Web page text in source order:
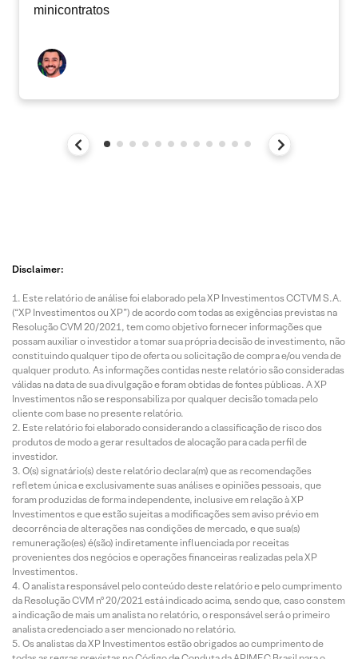
minicontratos
Disclaimer:
Este relatório de análise foi elaborado pela XP Investimentos CCTVM S.A.
(“XP Investimentos ou XP”) de acordo com todas as exigências previstas na
Resolução CVM 20/2021, tem como objetivo fornecer informações que
possam auxiliar o investidor a tomar sua própria decisão de investimento, não
constituindo qualquer tipo de oferta ou solicitação de compra e/ou venda de
qualquer produto. As informações contidas neste relatório são consideradas
válidas na data de sua divulgação e foram obtidas de fontes públicas. A XP
Investimentos não se responsabiliza por qualquer decisão tomada pelo
cliente com base no presente relatório.
Este relatório foi elaborado considerando a classificação de risco dos
produtos de modo a gerar resultados de alocação para cada perfil de
investidor.
O(s) signatário(s) deste relatório declara(m) que as recomendações
refletem única e exclusivamente suas análises e opiniões pessoais, que
foram produzidas de forma independente, inclusive em relação à XP
Investimentos e que estão sujeitas a modificações sem aviso prévio em
decorrência de alterações nas condições de mercado, e que sua(s)
remuneração(es) é(são) indiretamente influenciada por receitas
provenientes dos negócios e operações financeiras realizadas pela XP
Investimentos.
O analista responsável pelo conteúdo deste relatório e pelo cumprimento
da Resolução CVM nº 20/2021 está indicado acima, sendo que, caso constem
a indicação de mais um analista no relatório, o responsável será o primeiro
analista credenciado a ser mencionado no relatório.
Os analistas da XP Investimentos estão obrigados ao cumprimento de